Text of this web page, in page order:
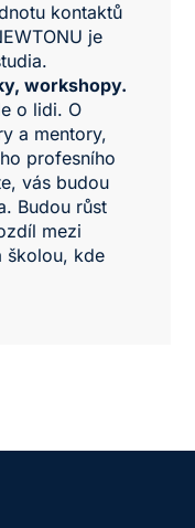
kontaktů
je
workshopy.
o lidi. O
a mentory,
profesního
vás budou
Budou růst
mezi
školou, kde